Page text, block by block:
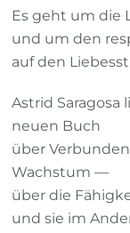
Es geht um die
und um den
auf den
Astrid Saragosa
neuen Buch
über
Wachstum —
über die
und sie im